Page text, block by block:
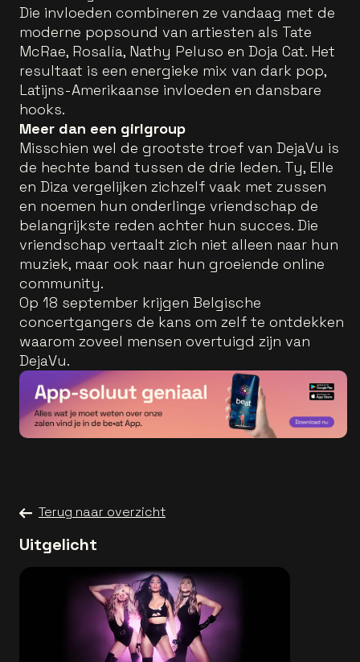
Die invloeden combineren ze vandaag met de
moderne popsound van artiesten als Tate
McRae, Rosalía, Nathy Peluso en Doja Cat. Het
resultaat is een energieke mix van dark pop,
Latijns-Amerikaanse invloeden en dansbare
hooks.
Meer dan een girlgroup
Misschien wel de grootste troef van DejaVu is
de hechte band tussen de drie leden. Ty, Elle
en Diza vergelijken zichzelf vaak met zussen
en noemen hun onderlinge vriendschap de
belangrijkste reden achter hun succes. Die
vriendschap vertaalt zich niet alleen naar hun
muziek, maar ook naar hun groeiende online
community.
Op 18 september krijgen Belgische
concertgangers de kans om zelf te ontdekken
waarom zoveel mensen overtuigd zijn van
DejaVu.
Terug naar overzicht
Uitgelicht